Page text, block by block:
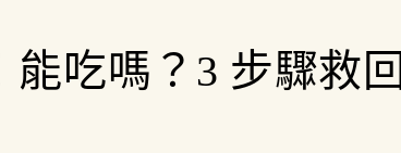
吃嗎？3 步驟救回